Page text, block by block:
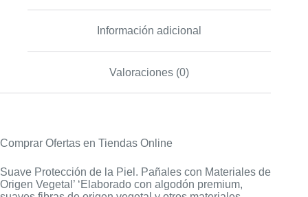
Información adicional
Valoraciones (0)
Comprar Ofertas en Tiendas Online
Suave Protección de la Piel. Pañales con Materiales de
Origen Vegetal’ ‘Elaborado con algodón premium,